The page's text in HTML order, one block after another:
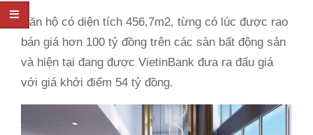
Căn hộ có diện tích 456,7m2, từng có lúc được rao
bán giá hơn 100 tỷ đồng trên các sàn bất động sản
và hiện tại đang được VietinBank đưa ra đấu giá
với giá khởi điểm 54 tỷ đồng.